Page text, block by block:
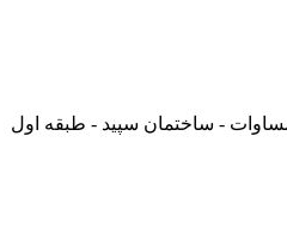
- ساختمان سپید - طبقه اول